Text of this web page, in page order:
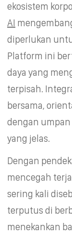
ekosistem
AI
diperlukan
Platform ini
daya yang
terpisah.
bersama,
dengan umpan
yang jelas.
Dengan
mencegah
sering kali
terputus di
menekankan